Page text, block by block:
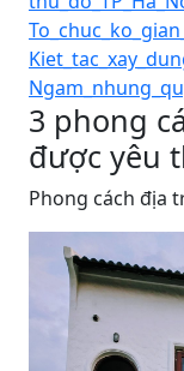
3 phong
được yêu
Phong cách địa